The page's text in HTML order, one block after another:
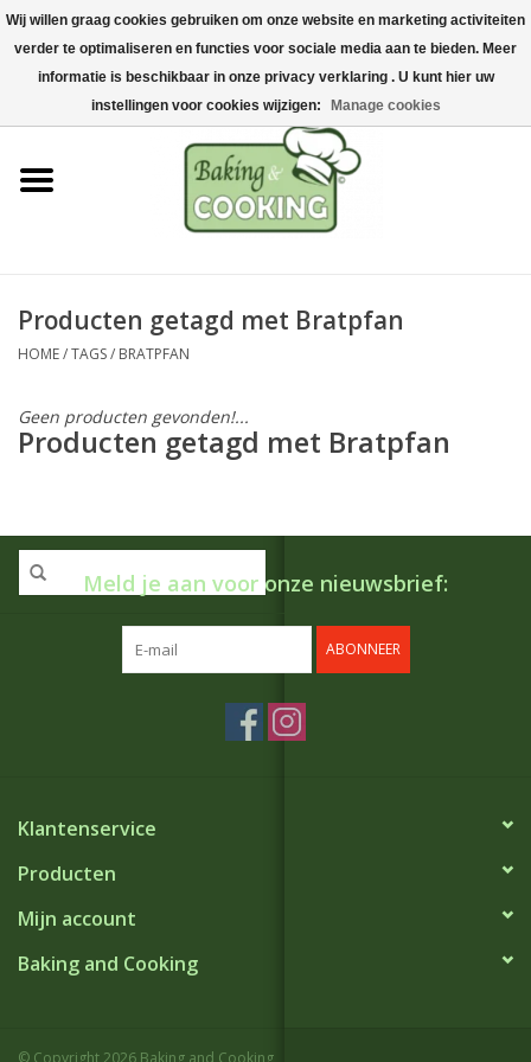
Home
Bak-& kookgerei
Machines & onderdelen
Chocolade & ijsbereiding
Hygiëne & opslag
Grondstoffen & Presentatie
Producten getagd met Bratpfan
HOME/TAGS/ BRATPFAN
Geen producten gevonden!...
Producten getagd met Bratpfan
Meld je aan voor onze nieuwsbrief:
ABONNEER
Klantenservice
Producten
Mijn account
Baking and Cooking
© Copyright 2026 Baking and Cooking
Wij willen graag cookies gebruiken om onze website en marketing activiteiten
verder te optimaliseren en functies voor sociale media aan te bieden. Meer
informatie is beschikbaar in onze privacy verklaring . U kunt hier uw
instellingen voor cookies wijzigen:
Manage cookies